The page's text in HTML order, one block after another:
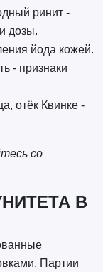
ринит -
дозы.
йода кожей.
- признаки
отёк Квинке -
со
В
Партии